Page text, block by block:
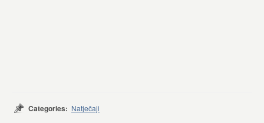
Categories: Natječaji